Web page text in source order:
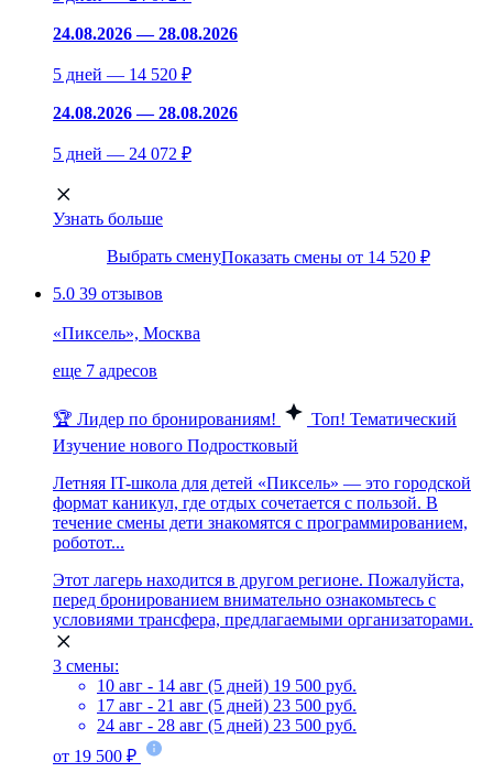
24.08.2026 — 28.08.2026
5 дней — 14 520 ₽
24.08.2026 — 28.08.2026
5 дней — 24 072 ₽
Узнать больше
Выбрать сменуПоказать смены от 14 520 ₽
5.0 39 отзывов
«Пиксель», Москва
еще 7 адресов
🏆 Лидер по бронированиям! Топ! Тематический
Изучение нового Подростковый
Летняя IT-школа для детей «Пиксель» — это городской
формат каникул, где отдых сочетается с пользой. В
течение смены дети знакомятся с программированием,
роботот...
Этот лагерь находится в другом регионе. Пожалуйста,
перед бронированием внимательно ознакомьтесь с
условиями трансфера, предлагаемыми организаторами.
3 смены:
10 авг - 14 авг (5 дней) 19 500 руб.
17 авг - 21 авг (5 дней) 23 500 руб.
24 авг - 28 авг (5 дней) 23 500 руб.
от 19 500 ₽